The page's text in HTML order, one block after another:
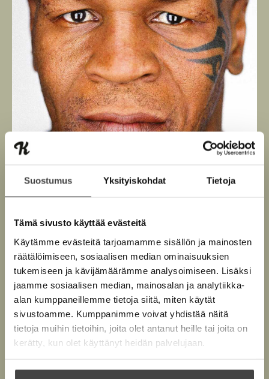
Suostumus Yksityiskohdat Tietoja
Tämä sivusto käyttää evästeitä
Käytämme evästeitä tarjoamamme sisällön ja mainosten
räätälöimiseen, sosiaalisen median ominaisuuksien
tukemiseen ja kävijämäärämme analysoimiseen. Lisäksi
jaamme sosiaalisen median, mainosalan ja analytiikka-
alan kumppaneillemme tietoja siitä, miten käytät
sivustoamme. Kumppanimme voivat yhdistää näitä
tietoja muihin tietoihin, joita olet antanut heille tai joita on
kerätty, kun olet käyttänyt heidän palvelujaan.
Kuva: Martin Schoeller
Teokset